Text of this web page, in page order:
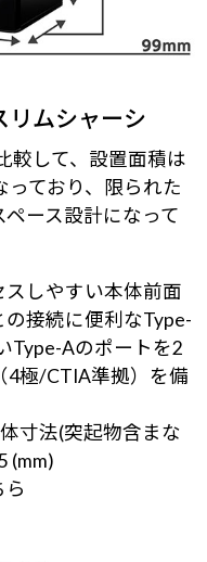
リムシャーシ
較して、設置面積は
ており、限られた
ース設計になって
しやすい本体前面
接続に便利なType-
Type-Aのポートを2
4極/CTIA準拠）を備
寸法(突起物含まな
(mm)